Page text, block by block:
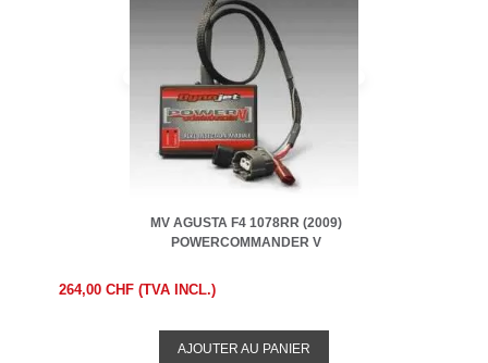
MV AGUSTA F4 1078RR (2009)
POWERCOMMANDER V
264,00 CHF (TVA INCL.)
AJOUTER AU PANIER